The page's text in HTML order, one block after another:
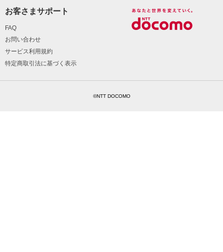
お客さまサポート
FAQ
お問い合わせ
サービス利用規約
特定商取引法に基づく表示
©NTT DOCOMO